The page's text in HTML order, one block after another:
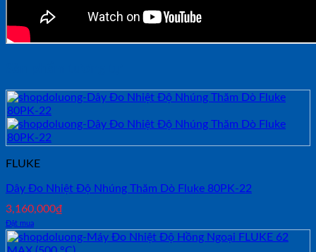
FLUKE
Dây Đo Nhiệt Độ Nhúng Thăm Dò Fluke 80PK-22
3,160,000₫
Đặt mua